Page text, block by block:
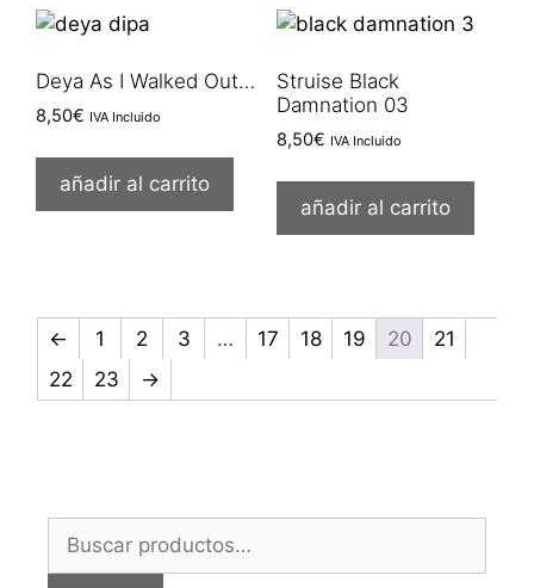
Deya As I Walked Out…
8,50€ IVA Incluido
añadir al carrito
Struise Black
Damnation 03
8,50€ IVA Incluido
añadir al carrito
← 1 2 3 … 17 18 19 20
21
22
23 →
Buscar